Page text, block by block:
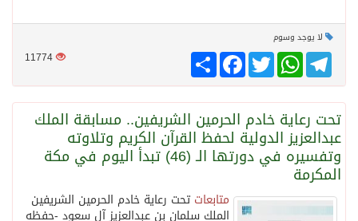
لا يوجد وسوم
11774 انشر
FacebookTwitter
WhatsAppTelegram
تحت رعاية خادم الحرمين الشريفين.. مسابقة الملك
عبدالعزيز الدولية لحفظ القرآن الكريم وتلاوته
وتفسيره في دورتها الـ (46) تبدأ اليوم في مكة
المكرمة
متابعات تحت رعاية خادم الحرمين الشريفين
الملك سلمان بن عبدالعزيز آل سعود -حفظه